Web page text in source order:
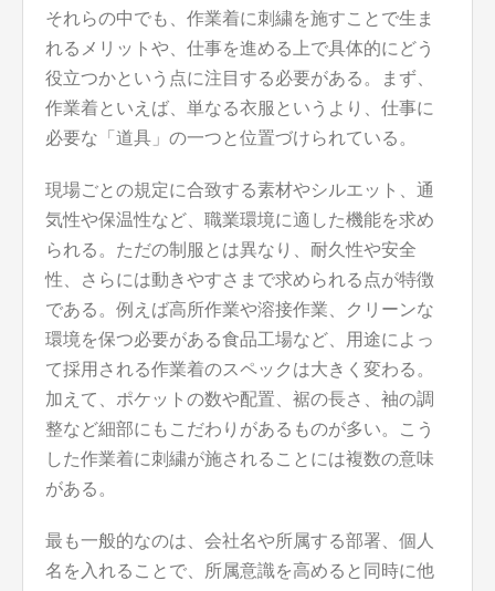
それらの中でも、作業着に刺繍を施すことで生ま
れるメリットや、仕事を進める上で具体的にどう
役立つかという点に注目する必要がある。まず、
作業着といえば、単なる衣服というより、仕事に
必要な「道具」の一つと位置づけられている。
現場ごとの規定に合致する素材やシルエット、通
気性や保温性など、職業環境に適した機能を求め
られる。ただの制服とは異なり、耐久性や安全
性、さらには動きやすさまで求められる点が特徴
である。例えば高所作業や溶接作業、クリーンな
環境を保つ必要がある食品工場など、用途によっ
て採用される作業着のスペックは大きく変わる。
加えて、ポケットの数や配置、裾の長さ、袖の調
整など細部にもこだわりがあるものが多い。こう
した作業着に刺繍が施されることには複数の意味
がある。
最も一般的なのは、会社名や所属する部署、個人
名を入れることで、所属意識を高めると同時に他